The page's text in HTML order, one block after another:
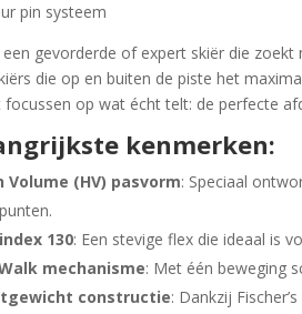
pin systeem
gevorderde of expert skiër die
die op en buiten de piste het
focussen op wat écht telt: de perfecte
kenmerken:
Volume (HV) pasvorm: Speciaal
130: Een stevige flex die ideaal is
mechanisme: Met één beweging
constructie: Dankzij